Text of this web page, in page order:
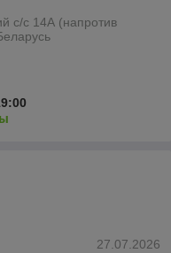
с/с 14А (напротив
27.07.2026